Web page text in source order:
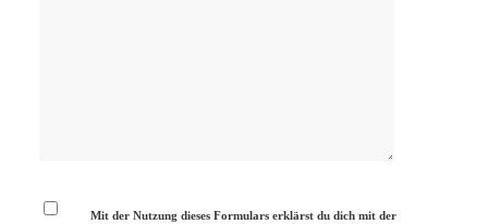
Mit der Nutzung dieses Formulars erklärst du dich mit der